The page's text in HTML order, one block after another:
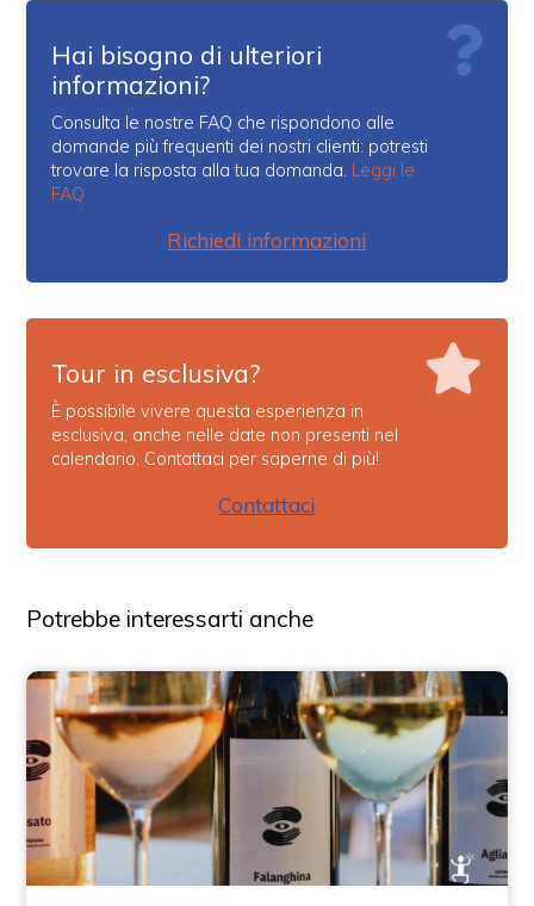
Hai bisogno di ulteriori
informazioni?
Consulta le nostre FAQ che rispondono alle
domande più frequenti dei nostri clienti: potresti
trovare la risposta alla tua domanda. Leggi le
FAQ
Richiedi informazioni
Tour in esclusiva?
È possibile vivere questa esperienza in
esclusiva, anche nelle date non presenti nel
calendario. Contattaci per saperne di più!
Contattaci
Potrebbe interessarti anche